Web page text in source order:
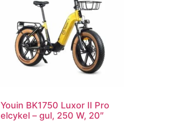
Youin BK1750 Luxor II Pro
elcykel – gul, 250 W, 20″